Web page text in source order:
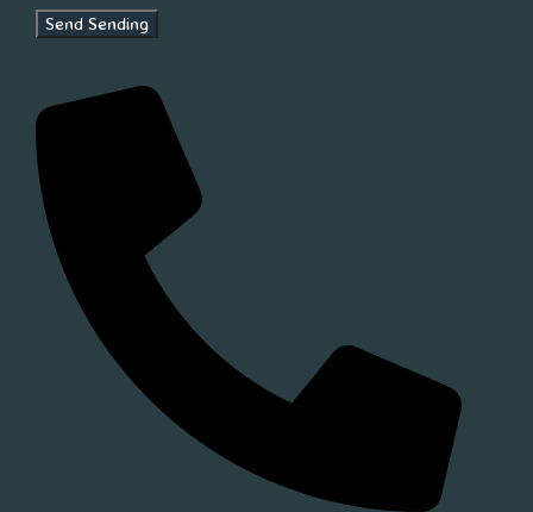
Send Sending